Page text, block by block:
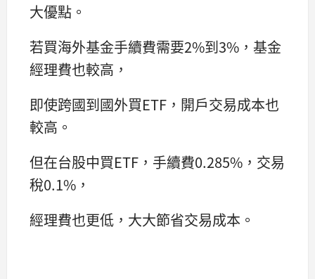
大優點。
若買海外基金手續費需要2%到3%，基金
經理費也較高，
即使跨國到國外買ETF，開戶交易成本也
較高。
但在台股中買ETF，手續費0.285%，交易
稅0.1%，
經理費也更低，大大節省交易成本。